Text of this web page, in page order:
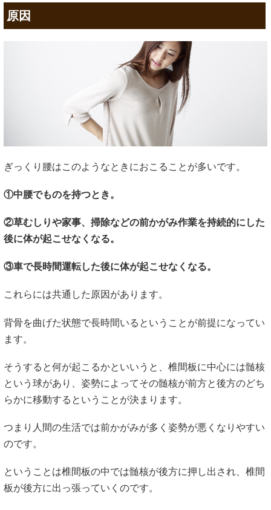
原因
ぎっくり腰はこのようなときにおこることが多いです。
①中腰でものを持つとき。
②草むしりや家事、掃除などの前かがみ作業を持続的にした
後に体が起こせなくなる。
③車で長時間運転した後に体が起こせなくなる。
これらには共通した原因があります。
背骨を曲げた状態で長時間いるということが前提になってい
ます。
そうすると何が起こるかといいうと、椎間板に中心には髄核
という球があり、姿勢によってその髄核が前方と後方のどち
らかに移動するということが決まります。
つまり人間の生活では前かがみが多く姿勢が悪くなりやすい
のです。
ということは椎間板の中では髄核が後方に押し出され、椎間
板が後方に出っ張っていくのです。